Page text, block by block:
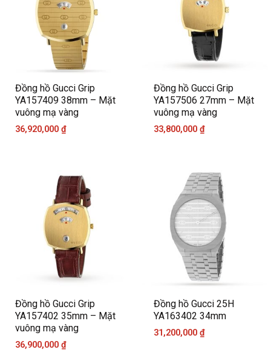
Đồng hồ Gucci Grip
YA157409 38mm – Mặt
vuông mạ vàng
36,920,000 ₫
Đồng hồ Gucci Grip
YA157506 27mm – Mặt
vuông mạ vàng
33,800,000 ₫
Đồng hồ Gucci Grip
YA157402 35mm – Mặt
vuông mạ vàng
36,900,000 ₫
Đồng hồ Gucci 25H
YA163402 34mm
31,200,000 ₫